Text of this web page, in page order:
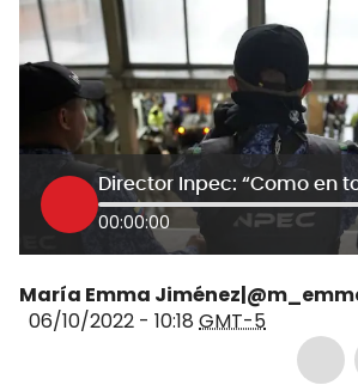
00:00:00
María Emma
06/10/2022 - 10:18 GMT-5